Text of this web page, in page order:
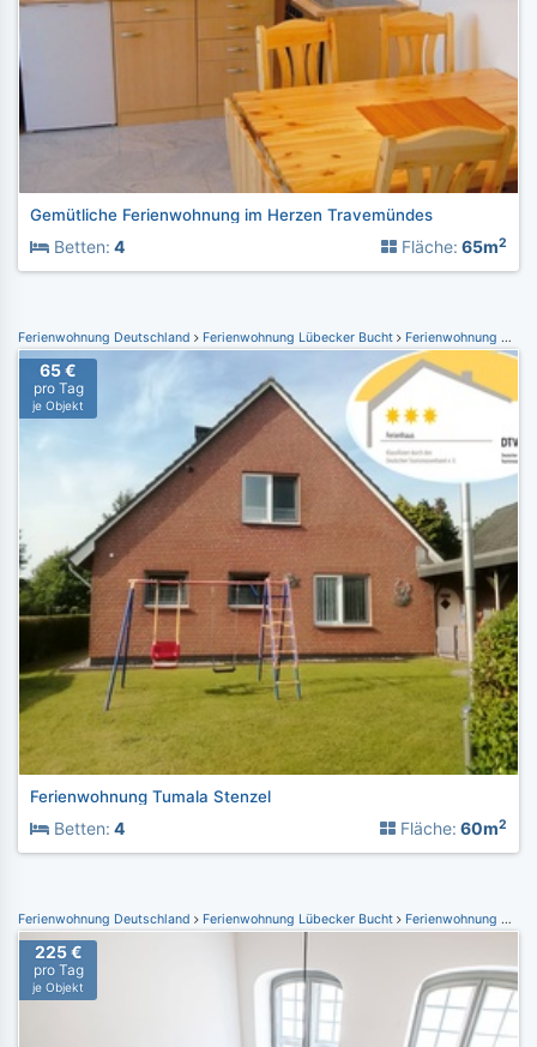
Gemütliche Ferienwohnung im Herzen Travemündes
Betten: 4 Fläche: 65m2
Ferienwohnung Deutschland Ferienwohnung Lübecker Bucht Ferienwohnung Großenbrode
65 €
pro Tag
je Objekt
Ferienwohnung Tumala Stenzel
Betten: 4 Fläche: 60m2
Ferienwohnung Deutschland Ferienwohnung Lübecker Bucht Ferienwohnung Altenkrempe
225 €
pro Tag
je Objekt